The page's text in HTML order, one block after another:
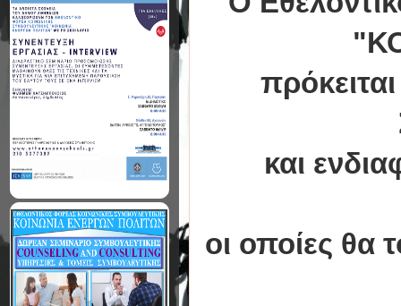
και
οι οποίες θα